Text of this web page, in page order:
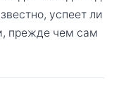
успеет ли
прежде чем сам